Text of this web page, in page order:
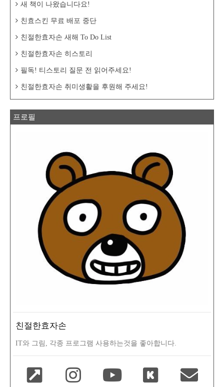
새 책이 나왔습니다요!
친효스킨 무료 배포 중단
친절한효자손 새해 To Do List
친절한효자손 히스토리
필독! 티스토리 질문 전 읽어주세요!
친절한효자손 취미생활을 후원해 주세요!
프로필
친절한효자손
IT와 그림, 각종 프로그램 사용하는것을 좋아합니다.